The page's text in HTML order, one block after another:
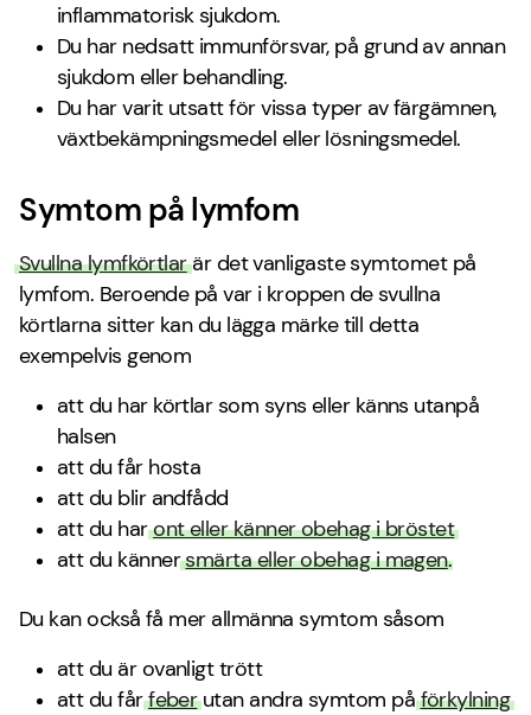
inflammatorisk sjukdom.
Du har nedsatt immunförsvar, på grund av annan
sjukdom eller behandling.
Du har varit utsatt för vissa typer av färgämnen,
växtbekämpningsmedel eller lösningsmedel.
Symtom på lymfom
Svullna lymfkörtlarär det vanligaste symtomet på
lymfom. Beroende på var i kroppen de svullna
körtlarna sitter kan du lägga märke till detta
exempelvis genom
att du har körtlar som syns eller känns utanpå
halsen
att du får hosta
att du blir andfådd
att du haront eller känner obehag i bröstet
att du kännersmärta eller obehag i magen.
Du kan också få mer allmänna symtom såsom
att du är ovanligt trött
att du fårfeberutan andra symtom påförkylning